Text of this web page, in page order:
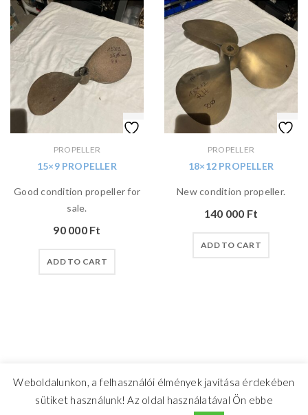
PROPELLER
15×9 PROPELLER
Good condition propeller for
sale.
90 000 Ft
ADD TO CART
PROPELLER
18×12 PROPELLER
New condition propeller.
140 000 Ft
ADD TO CART
Weboldalunkon, a felhasználói élmények javítása érdekében
sütiket használunk! Az oldal használatával Ön ebbe